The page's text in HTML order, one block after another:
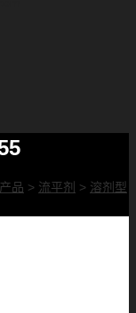
品 > 流平剂 > 溶剂型